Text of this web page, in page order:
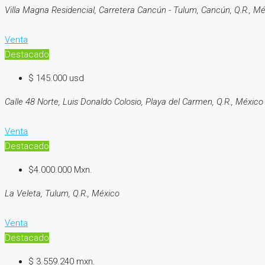
Villa Magna Residencial, Carretera Cancún - Tulum, Cancún, Q.R.,
Venta
Destacado
$ 145.000 usd
Calle 48 Norte, Luis Donaldo Colosio, Playa del Carmen, Q.R., México
Venta
Destacado
$4.000.000 Mxn.
La Veleta, Tulum, Q.R., México
Venta
Destacado
$ 3.559.240 mxn.